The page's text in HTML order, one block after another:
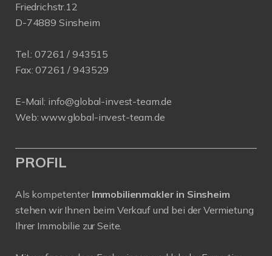
Friedrichstr.12
D-74889 Sinsheim
Tel.:07261 / 943515
Fax: 07261 / 943529
E-Mail: info@global-invest-team.de
Web:www.global-invest-team.de
PROFIL
Als kompetenter Immobilienmakler in Sinsheim
stehen wir Ihnen beim Verkauf und bei der Vermietung
Ihrer Immobilie zur Seite.